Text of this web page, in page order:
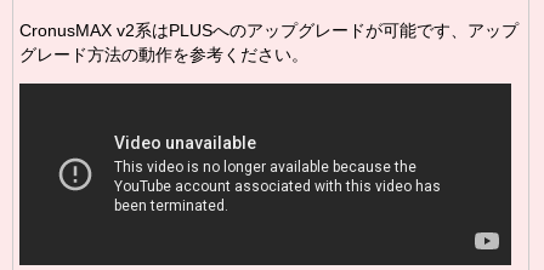
CronusMAX v2系はPLUSへのアップグレードが可能です、アップ
グレード方法の動作を参考ください。